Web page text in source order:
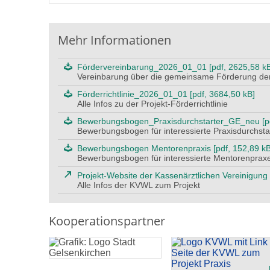
Mehr Informationen
Fördervereinbarung_2026_01_01 [pdf, 2625,58
Vereinbarung über die gemeinsame Förderung
Förderrichtlinie_2026_01_01 [pdf, 3684,50 kB]
Alle Infos zu der Projekt-Förderrichtlinie
Bewerbungsbogen_Praxisdurchstarter_GE_neu
Bewerbungsbogen für interessierte
Bewerbungsbogen Mentorenpraxis [pdf, 152,89
Bewerbungsbogen für interessierte
Projekt-Website der Kassenärztlichen
Alle Infos der KVWL zum Projekt
Kooperationspartner